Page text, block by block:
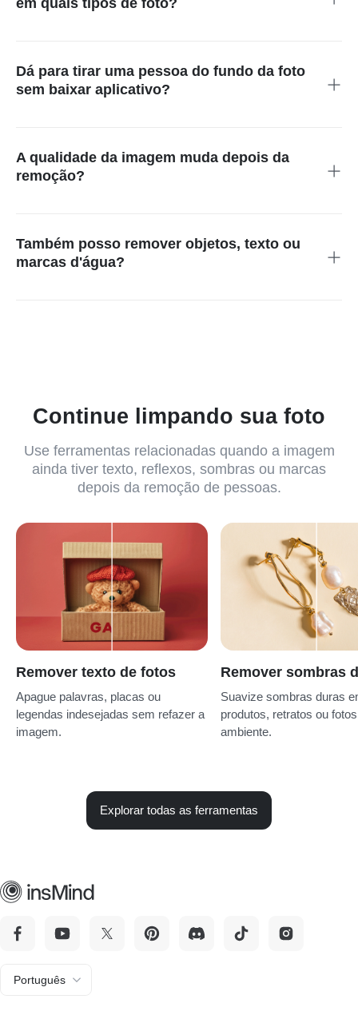
em quais tipos de foto?
desfocado. Fotos com muitos detalhes finos podem precisar
de um retoque menor depois da primeira remoção.
Dá para tirar uma pessoa do fundo da foto
sem baixar aplicativo?
instalar um aplicativo separado.
A qualidade da imagem muda depois da
remoção?
baixar, confira bordas, sombras e texturas; se algo parecer
estranho, faça uma nova seleção menor.
Também posso remover objetos, texto ou
marcas d'água?
Continue limpando sua foto
Use ferramentas relacionadas quando a imagem
ainda tiver texto, reflexos, sombras ou marcas
depois da remoção de pessoas.
Remover texto de fotos
Apague palavras, placas ou
legendas indesejadas sem refazer a
imagem.
Remover sombras
Suavize sombras duras
produtos, retratos ou
ambiente.
Explorar todas as ferramentas
Português